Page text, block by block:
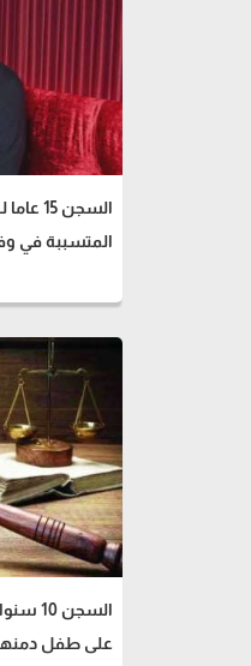
السجن
المتسببة في
السجن
على طفل